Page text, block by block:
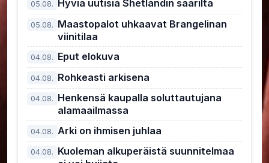
05.08. Hyviä uutisia Shetlandin saarilta
05.08. Maastopalot uhkaavat Brangelinan
viinitilaa
04.08. Eput elokuva
04.08. Rohkeasti arkisena
04.08. Henkensä kaupalla soluttautujana
alamaailmassa
04.08. Arki on ihmisen juhlaa
04.08. Kuoleman alkuperäistä suunnitelmaa